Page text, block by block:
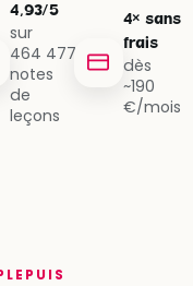
4,93/5
sur
464 477
notes
de
leçons
4× sans
frais
dès
~190
€/mois